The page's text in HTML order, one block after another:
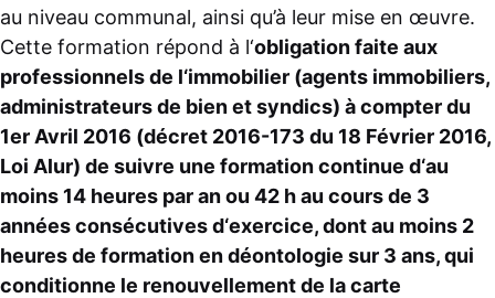
au niveau communal, ainsi qu’à leur mise en œuvre.
Cette formation répond à l‘obligation faite aux
professionnels de l‘immobilier (agents immobiliers,
administrateurs de bien et syndics) à compter du
1er Avril 2016 (décret 2016-173 du 18 Février 2016,
Loi Alur) de suivre une formation continue d‘au
moins 14 heures par an ou 42 h au cours de 3
années consécutives d‘exercice, dont au moins 2
heures de formation en déontologie sur 3 ans, qui
conditionne le renouvellement de la carte